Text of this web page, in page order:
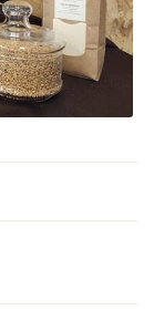
Une
Restez